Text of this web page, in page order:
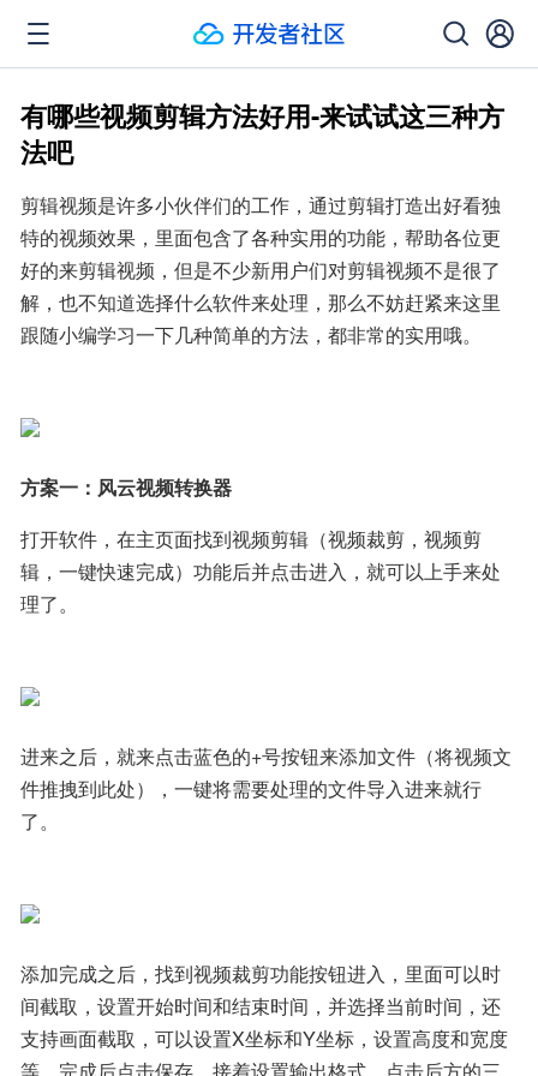
有哪些视频剪辑方法好用-来试试这三种方
法吧
剪辑视频是许多小伙伴们的工作，通过剪辑打造出好看独
特的视频效果，里面包含了各种实用的功能，帮助各位更
好的来剪辑视频，但是不少新用户们对剪辑视频不是很了
解，也不知道选择什么软件来处理，那么不妨赶紧来这里
跟随小编学习一下几种简单的方法，都非常的实用哦。
方案一：风云视频转换器
打开软件，在主页面找到视频剪辑（视频裁剪，视频剪
辑，一键快速完成）功能后并点击进入，就可以上手来处
理了。
进来之后，就来点击蓝色的+号按钮来添加文件（将视频文
件推拽到此处），一键将需要处理的文件导入进来就行
了。
添加完成之后，找到视频裁剪功能按钮进入，里面可以时
间截取，设置开始时间和结束时间，并选择当前时间，还
支持画面截取，可以设置X坐标和Y坐标，设置高度和宽度